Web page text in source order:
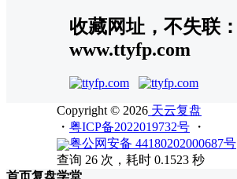
收藏网址，不失联：
www.ttyfp.com
Copyright © 2026 天云复盘
・ 粤ICP备2022019732号
・
粤公网安备 44180202000687号
查询 26 次，耗时 0.1523 秒
首页复盘学堂